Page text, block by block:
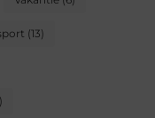
(13)